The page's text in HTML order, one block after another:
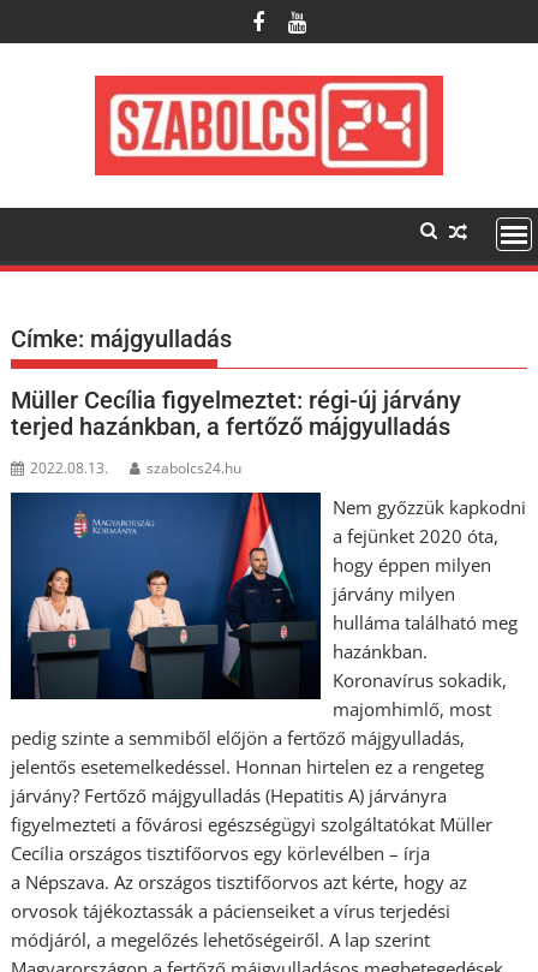
to
Címke: májgyulladás
Müller Cecília figyelmeztet: régi-új járvány
terjed hazánkban, a fertőző májgyulladás
2022.08.13. szabolcs24.hu
Nem győzzük kapkodni
a fejünket 2020 óta,
hogy éppen milyen
járvány milyen
hulláma található meg
hazánkban.
Koronavírus sokadik,
majomhimlő, most
pedig szinte a semmiből előjön a fertőző májgyulladás,
jelentős esetemelkedéssel. Honnan hirtelen ez a rengeteg
járvány? Fertőző májgyulladás (Hepatitis A) járványra
figyelmezteti a fővárosi egészségügyi szolgáltatókat Müller
Cecília országos tisztifőorvos egy körlevélben – írja
a Népszava. Az országos tisztifőorvos azt kérte, hogy az
orvosok tájékoztassák a pácienseiket a vírus terjedési
módjáról, a megelőzés lehetőségeiről. A lap szerint